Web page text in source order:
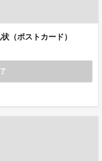
（ポストカード）